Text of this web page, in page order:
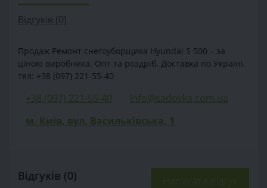
Відгуків (0)
Продаж Ремонт снегоуборщика Hyundai S 500 – за
ціною виробника. Опт та роздріб. Доставка по Україні.
тел: +38 (097) 221-55-40
+38 (097) 221-55-40
info@sadovka.com.ua
м. Київ, вул. Васильківська, 1
Відгуків (0) Написати відгук